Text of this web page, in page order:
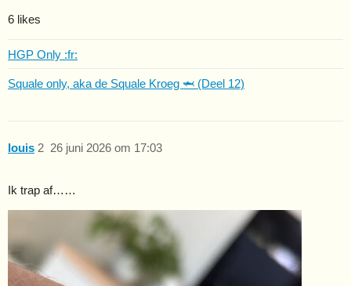
6 likes
HGP Only :fr:
Squale only, aka de Squale Kroeg 🦈 (Deel 12)
louis 26 juni 2026 om 17:03
2
Ik trap af……